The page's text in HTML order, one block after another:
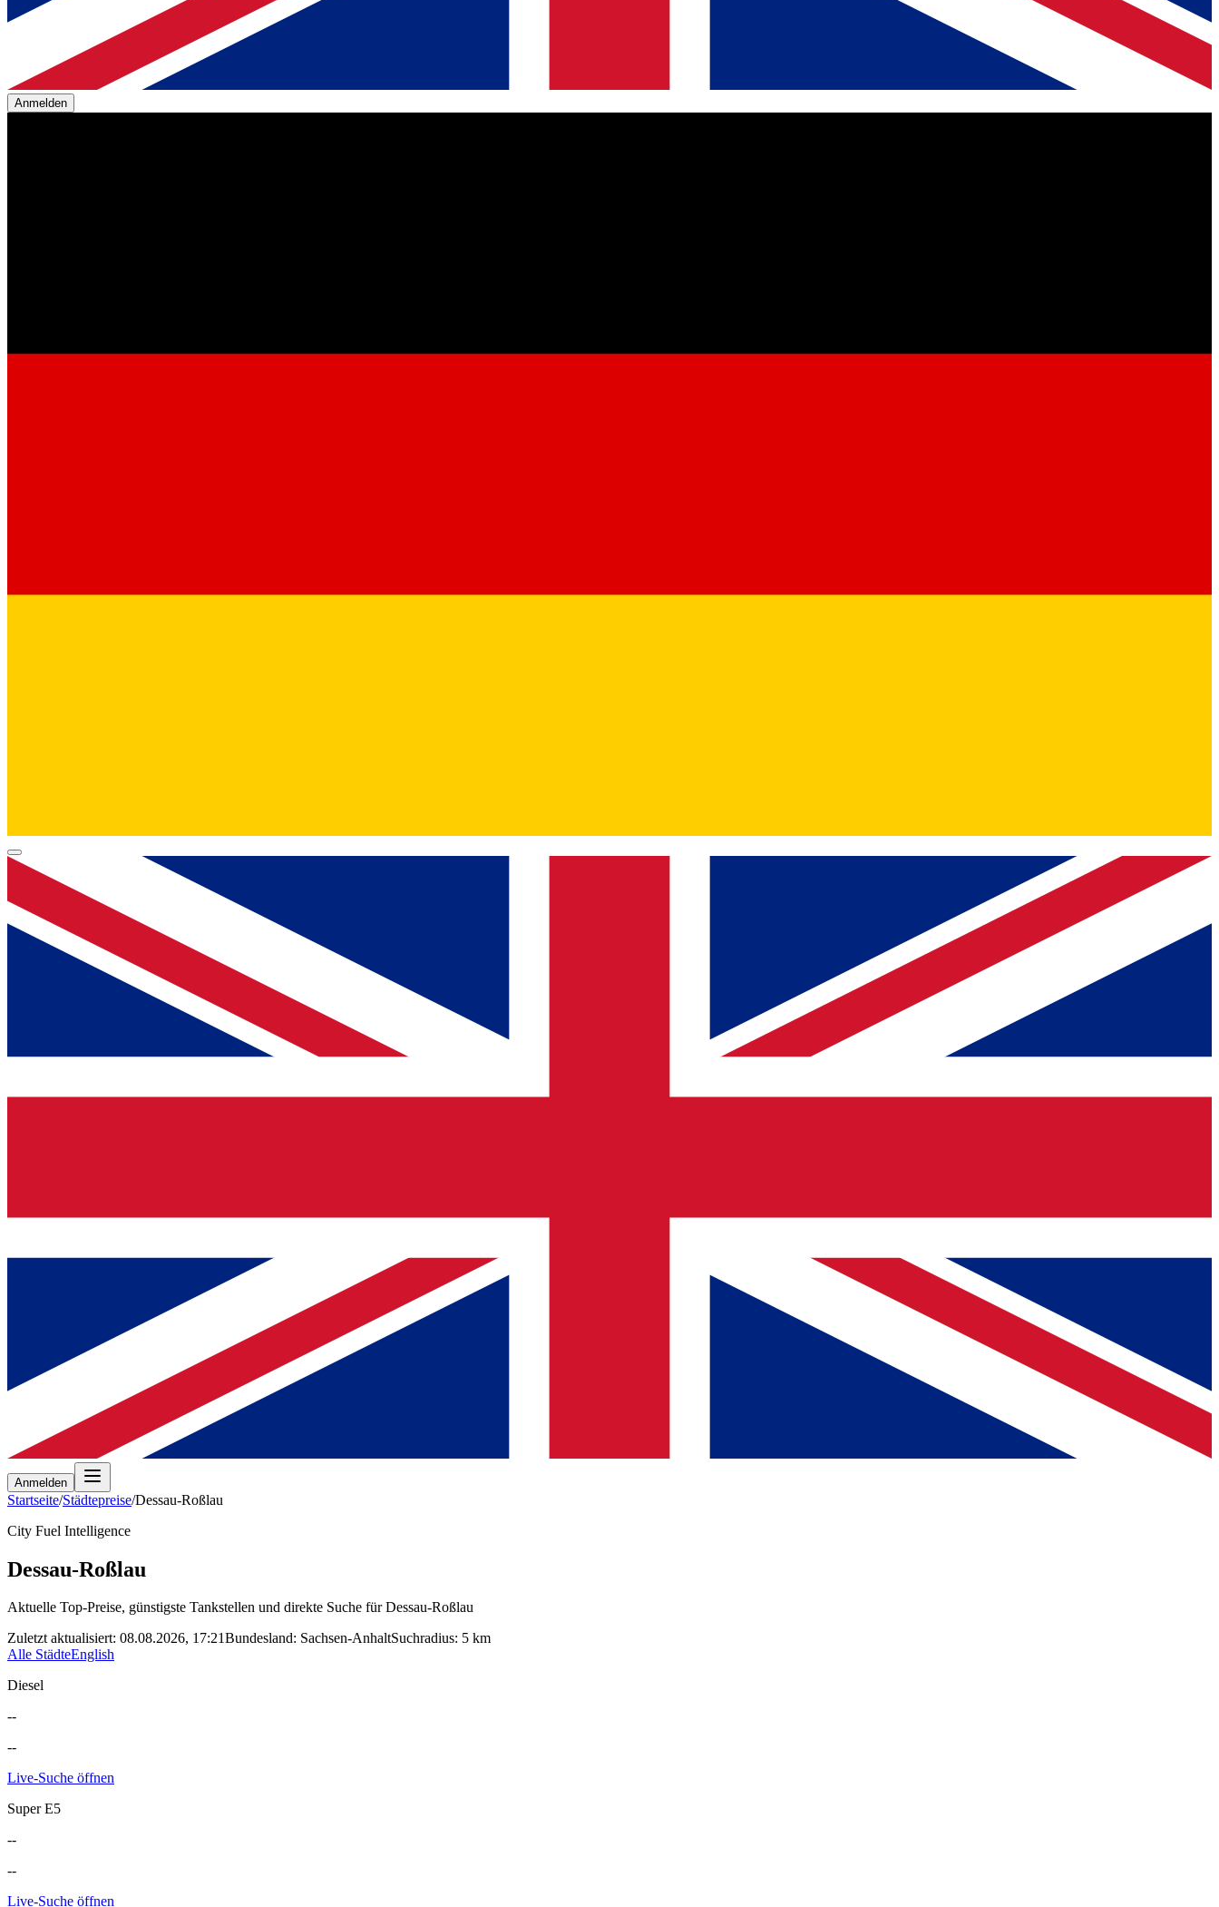
Anmelden
Anmelden
Startseite/Städtepreise/Dessau-Roßlau
City Fuel Intelligence
Dessau-Roßlau
Aktuelle Top-Preise, günstigste Tankstellen und direkte Suche für Dessau-Roßlau
Zuletzt aktualisiert: 08.08.2026, 17:21Bundesland: Sachsen-AnhaltSuchradius: 5 km
Alle StädteEnglish
Diesel
--
--
Live-Suche öffnen
Super E5
--
--
Live-Suche öffnen